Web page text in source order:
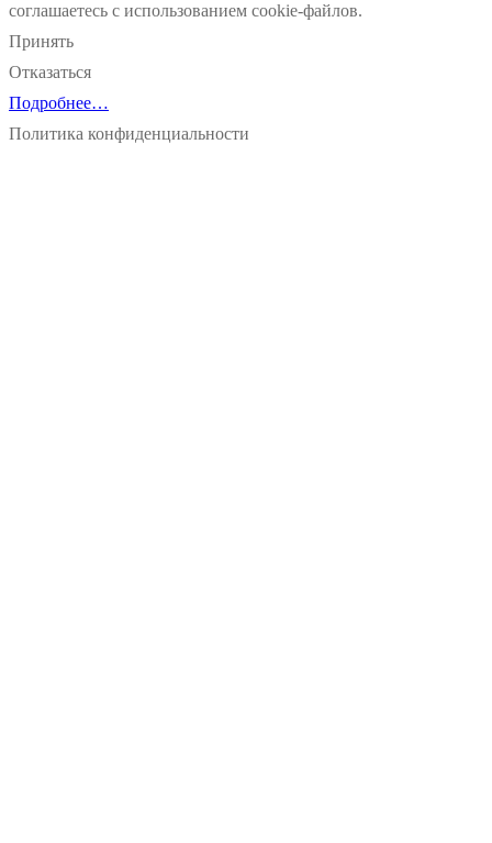
соглашаетесь с использованием cookie-файлов.
Принять
Отказаться
Подробнее…
Политика конфиденциальности